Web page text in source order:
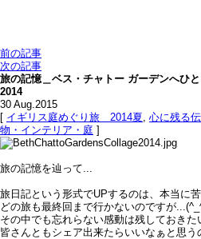
前の記事
次の記事
旅の記憶＿ベス・チャトー ガーデンへひ
2014
30 Aug.2015
[ イギリス庭めぐり旅＿2014夏, 心に残る
物・インテリア・庭 ]
旅の記憶を辿って...
旅日記という形式でUPするのは、本当に
どの旅も最終回まで行かないのですが
その中でも忘れらない感動は残しておきた
皆さんともシェア出来たらいいなぁと思う